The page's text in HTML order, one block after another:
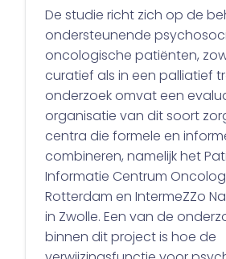
De studie richt zich op de
ondersteunende
oncologische patiënten,
curatief als in een palliatief
onderzoek omvat een
organisatie van dit soort
centra die formele en
combineren, namelijk het
Informatie Centrum
Rotterdam en IntermeZZo
in Zwolle. Een van de
binnen dit project is hoe de